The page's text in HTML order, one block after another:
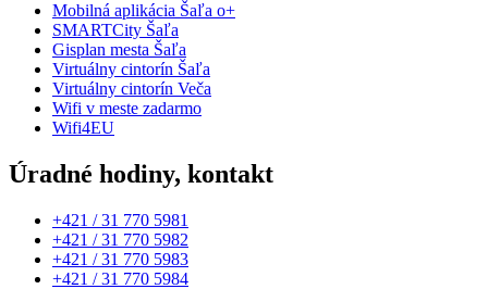
Mobilná aplikácia Šaľa o+
SMARTCity Šaľa
Gisplan mesta Šaľa
Virtuálny cintorín Šaľa
Virtuálny cintorín Veča
Wifi v meste zadarmo
Wifi4EU
Úradné hodiny, kontakt
+421 / 31 770 5981
+421 / 31 770 5982
+421 / 31 770 5983
+421 / 31 770 5984